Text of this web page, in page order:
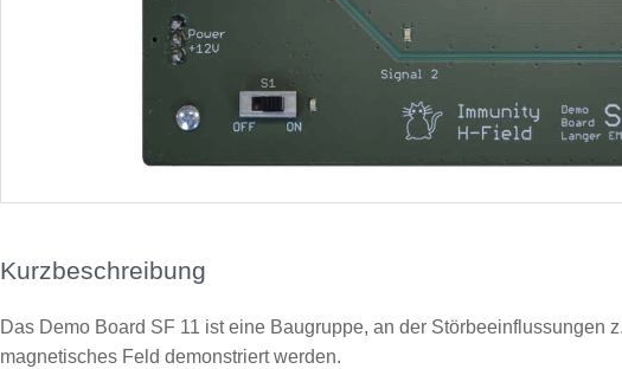
Kurzbeschreibung
Das Demo Board SF 11 ist eine Baugruppe, an der Störbeeinflussungen
magnetisches Feld demonstriert werden.